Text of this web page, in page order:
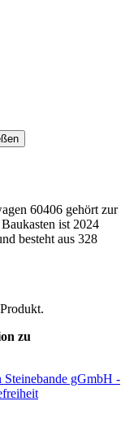
60406 gehört zur
ist 2024
besteht aus 328
zu
gGmbH -